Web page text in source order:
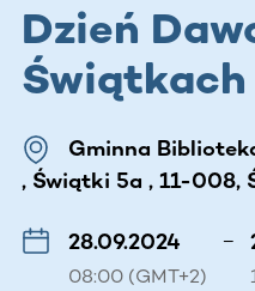
Dzień
Świątkach
Gminna
, Świątki 5a , 11-008,
28.09.2024
08:00 (GMT+2)
–